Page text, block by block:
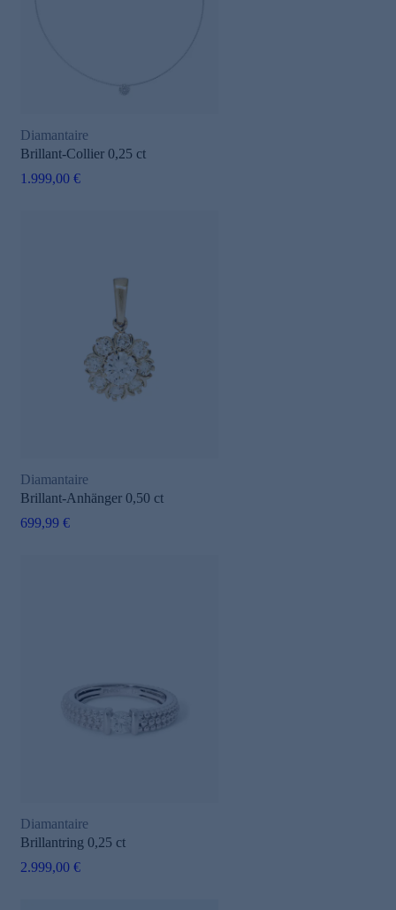
Diamantaire
Brillant-Collier 0,25 ct
1.999,00 €
Diamantaire
Brillant-Anhänger 0,50 ct
699,99 €
Diamantaire
Brillantring 0,25 ct
2.999,00 €